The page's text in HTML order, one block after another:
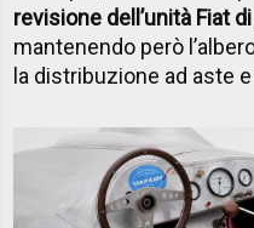
revisione dell’unità Fiat
mantenendo però
la distribuzione ad aste